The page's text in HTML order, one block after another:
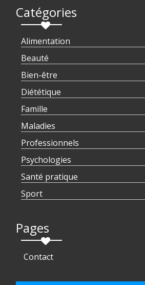
Catégories
Alimentation
Beauté
Bien-être
Diététique
Famille
Maladies
Professionnels
Psychologies
Santé pratique
Sport
Pages
Contact